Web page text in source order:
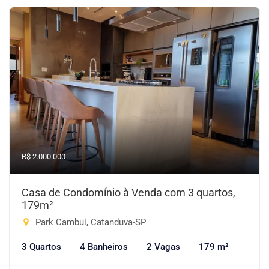
R$ 2.000.000
Casa de Condomínio à Venda com 3 quartos,
179m²
Park Cambuí, Catanduva-SP
3 Quartos 4 Banheiros 2 Vagas 179 m²